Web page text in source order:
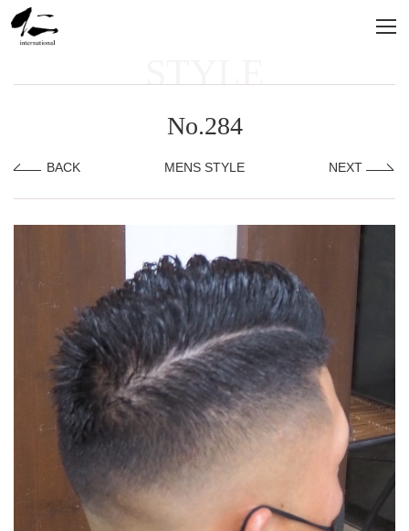
STYLE
No.284
BACK MENS STYLE NEXT